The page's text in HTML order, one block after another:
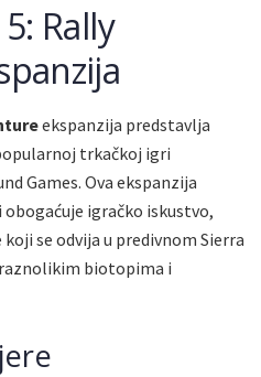
Rally
ekspanzija predstavlja
trkačkoj igri
Games. Ova ekspanzija
igračko iskustvo,
se odvija u predivnom Sierra
biotopima i